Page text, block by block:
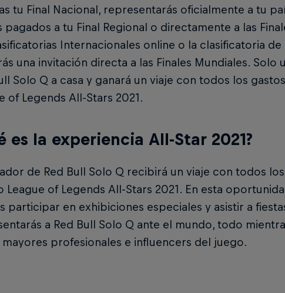
tu Final Nacional, representarás oficialmente a tu
pagados a tu Final Regional o directamente a las
Internacionales online o la clasificatoria
una invitación directa a las Finales Mundiales. Solo
Solo Q a casa y ganará un viaje con todos los
of Legends All-Stars 2021.
es la experiencia All-Star 2021?
de Red Bull Solo Q recibirá un viaje con todos
League of Legends All-Stars 2021. En esta
participar en exhibiciones especiales y asistir a
a Red Bull Solo Q ante el mundo, todo
mayores profesionales e influencers del juego.